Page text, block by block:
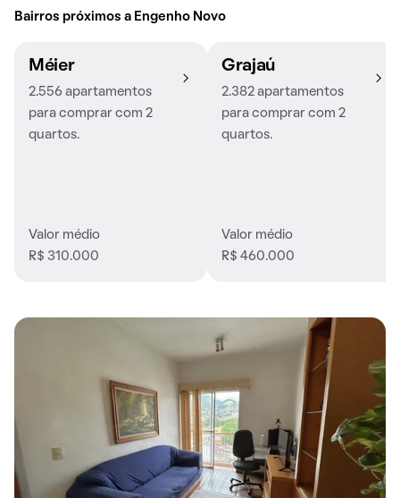
Bairros próximos a Engenho Novo
Méier
2.556 apartamentos
para comprar com 2
quartos.
Valor médio
R$ 310.000
Grajaú
2.382 apartamentos
para comprar com 2
quartos.
Valor médio
R$ 460.000